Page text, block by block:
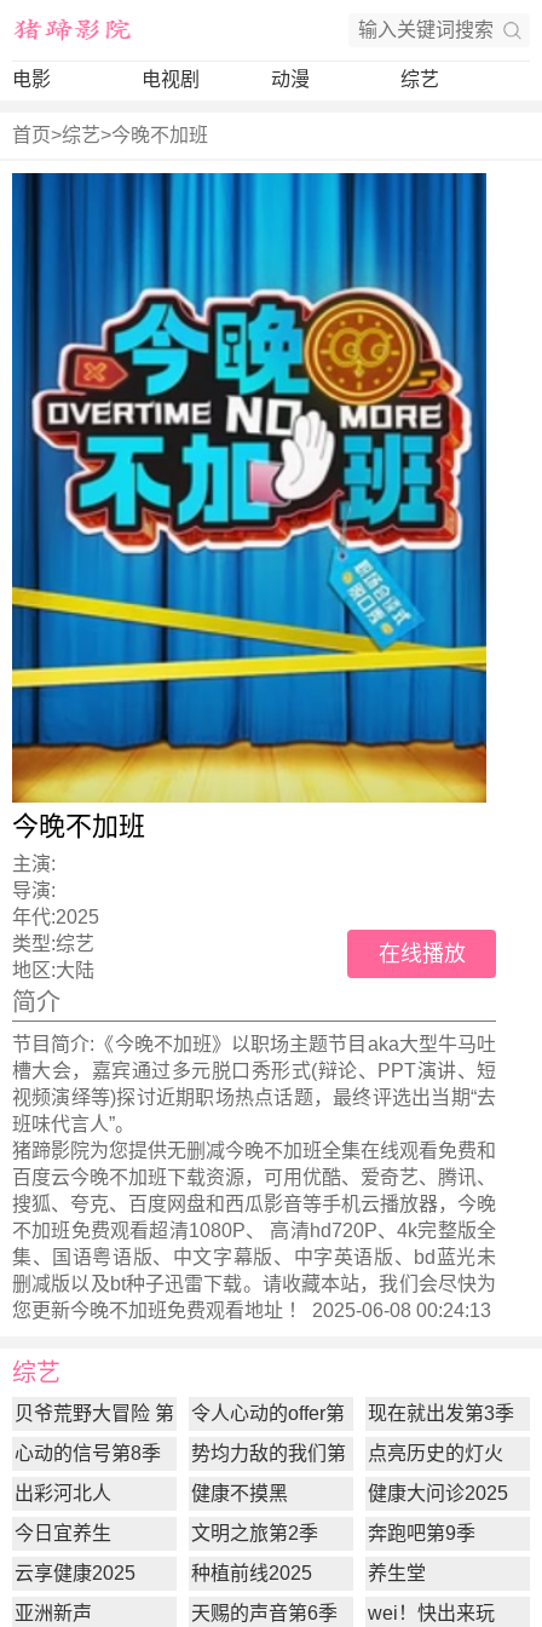
电影 电视剧 动漫 综艺
首页>综艺>今晚不加班
今晚不加班
主演:
导演:
年代:2025
类型:综艺
地区:大陆
在线播放
简介
节目简介:《今晚不加班》以职场主题节目aka大型牛马吐
槽大会，嘉宾通过多元脱口秀形式(辩论、PPT演讲、短
视频演绎等)探讨近期职场热点话题，最终评选出当期“去
班味代言人”。
猪蹄影院为您提供无删减今晚不加班全集在线观看免费和
百度云今晚不加班下载资源，可用优酷、爱奇艺、腾讯、
搜狐、夸克、百度网盘和西瓜影音等手机云播放器，今晚
不加班免费观看超清1080P、 高清hd720P、4k完整版全
集、国语粤语版、中文字幕版、中字英语版、bd蓝光未
删减版以及bt种子迅雷下载。请收藏本站，我们会尽快为
您更新今晚不加班免费观看地址 ！ 2025-06-08 00:24:13
综艺
贝爷荒野大冒险 第
一季
令人心动的offer第
7季
现在就出发第3季
心动的信号第8季
势均力敌的我们第
2季
点亮历史的灯火
出彩河北人
健康不摸黑
健康大问诊2025
今日宜养生
文明之旅第2季
奔跑吧第9季
云享健康2025
种植前线2025
养生堂
亚洲新声
天赐的声音第6季 wei！快出来玩